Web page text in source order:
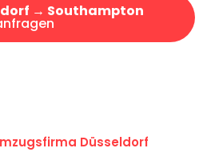
→ Southampton
Düsseldorf